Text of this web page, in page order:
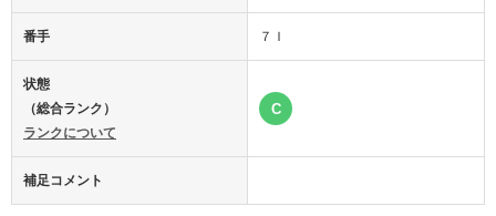
番手 ７Ｉ
状態
（総合ランク）
ランクについて
C
補足コメント